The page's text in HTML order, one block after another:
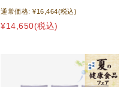
通常価格: ¥16,464(税込)
¥14,650(税込)